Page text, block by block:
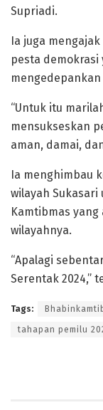
Supriadi.
Ia juga
pesta
“Untuk itu
mensukseskan
aman, damai,
Ia menghimbau
wilayah
Kamtibmas
wilayahnya.
“Apalagi
Serentak 2024,”
Tags:
tahapan pemilu